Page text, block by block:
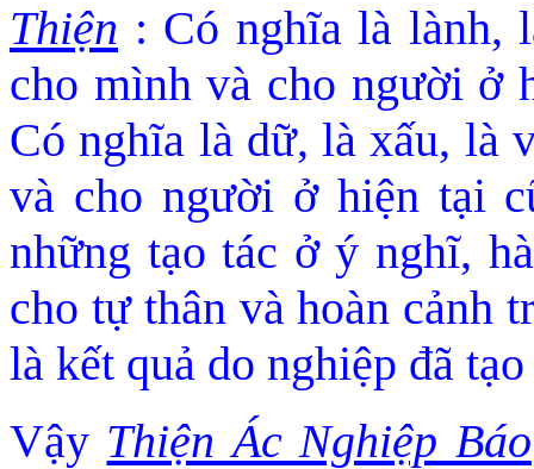
Thiện : Có nghĩa là lành,
cho mình và cho người
Có nghĩa là dữ, là xấu, là
và cho người ở hiện tại
những tạo tác ở ý nghĩ,
cho tự thân và hoàn cảnh
là kết quả do nghiệp đã
Vậy Thiện Ác Nghiệp Báo